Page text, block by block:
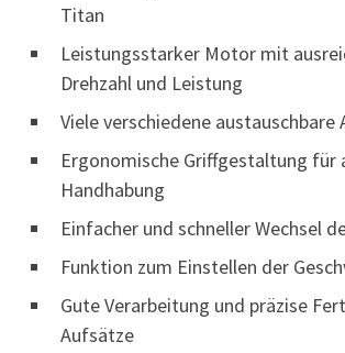
Titan
Leistungsstarker Motor mit
Drehzahl und Leistung
Viele verschiedene austauschbare
Ergonomische Griffgestaltung für
Handhabung
Einfacher und schneller Wechsel
Funktion zum Einstellen der
Gute Verarbeitung und präzise
Aufsätze